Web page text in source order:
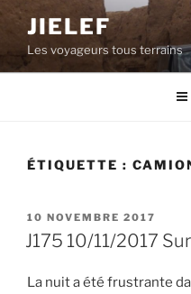
Aller
contenu
principal
JIELEF
Les voyageurs tous terrains
ÉTIQUETTE :
PUBLIÉ
LE
10 NOVEMBRE 2017
J175 10/11/2017
La nuit a été frustrante